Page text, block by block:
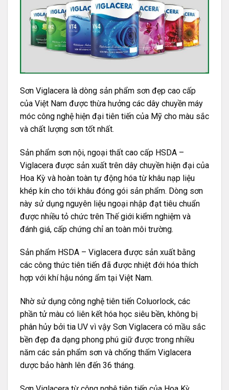
Sơn Viglacera là dòng sản phẩm sơn đẹp cao cấp
của Việt Nam được thừa hưởng các dây chuyền máy
móc công nghệ hiện đại tiên tiến của Mỹ cho màu sắc
và chất lượng sơn tốt nhất.
Sản phẩm sơn nội, ngoại thất cao cấp HSDA –
Viglacera được sản xuất trên dây chuyền hiện đại của
Hoa Kỳ và hoàn toàn tự động hóa từ khâu nạp liệu
khép kín cho tới khâu đóng gói sản phẩm. Dòng sơn
này sử dụng nguyên liệu ngoại nhập đạt tiêu chuẩn
được nhiều tỏ chức trên Thế giới kiểm nghiệm và
đánh giá, cấp chứng chỉ an toàn môi trường.
Sản phẩm HSDA – Viglacera được sản xuất bằng
các công thức tiên tiến đã được nhiệt đới hóa thích
hợp với khí hậu nóng ẩm tại Việt Nam.
Nhờ sử dụng công nghệ tiên tiến Coluorlock, các
phần tử màu có liên kết hóa học siêu bền, không bị
phân hủy bởi tia UV vì vậy Sơn Viglacera có mầu sắc
bền đẹp đa dạng phong phú giữ được trong nhiều
năm các sản phẩm sơn và chống thấm Viglacera
dược bảo hành lên đến 36 tháng.